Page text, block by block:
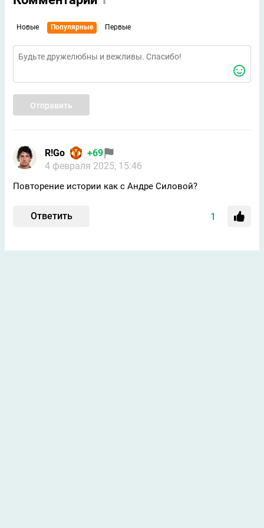
Новые Популярные Первые
Отправить
R!Go
+69
4 февраля 2025, 15:46
Повторение истории как с Андре Силовой?
Ответить 1